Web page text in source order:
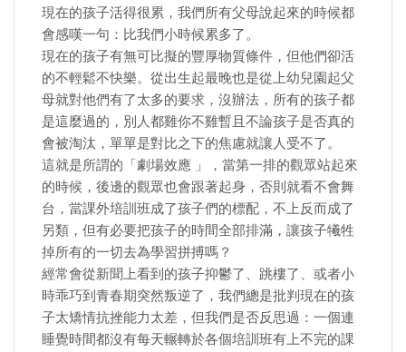
現在的孩子活得很累，我們所有父母說起來的時候都
會感嘆一句：比我們小時候累多了。
現在的孩子有無可比擬的豐厚物質條件，但他們卻活
的不輕鬆不快樂。從出生起最晚也是從上幼兒園起父
母就對他們有了太多的要求，沒辦法，所有的孩子都
是這麼過的，別人都雞你不雞暫且不論孩子是否真的
會被淘汰，單單是對比之下的焦慮就讓人受不了。
這就是所謂的「劇場效應 」，當第一排的觀眾站起來
的時候，後邊的觀眾也會跟著起身，否則就看不會舞
台，當課外培訓班成了孩子們的標配，不上反而成了
另類，但有必要把孩子的時間全部排滿，讓孩子犧牲
掉所有的一切去為學習拼搏嗎？
經常會從新聞上看到的孩子抑鬱了、跳樓了、或者小
時乖巧到青春期突然叛逆了，我們總是批判現在的孩
子太矯情抗挫能力太差，但我們是否反思過：一個連
睡覺時間都沒有每天輾轉於各個培訓班有上不完的課